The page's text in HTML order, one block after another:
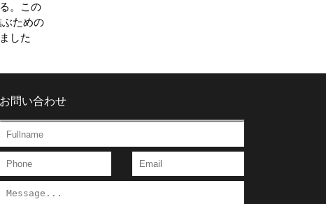
。この
ための
した
お問い合わせ